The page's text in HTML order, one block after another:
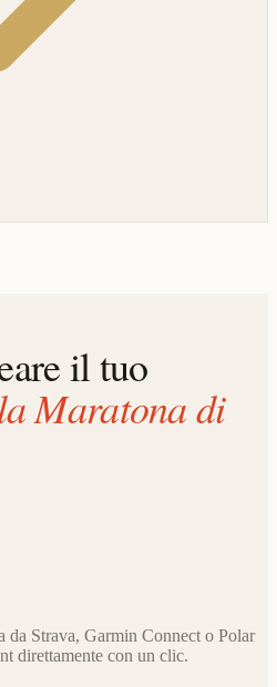
il tuo
Maratona di
da Strava, Garmin Connect o Polar
direttamente con un clic.